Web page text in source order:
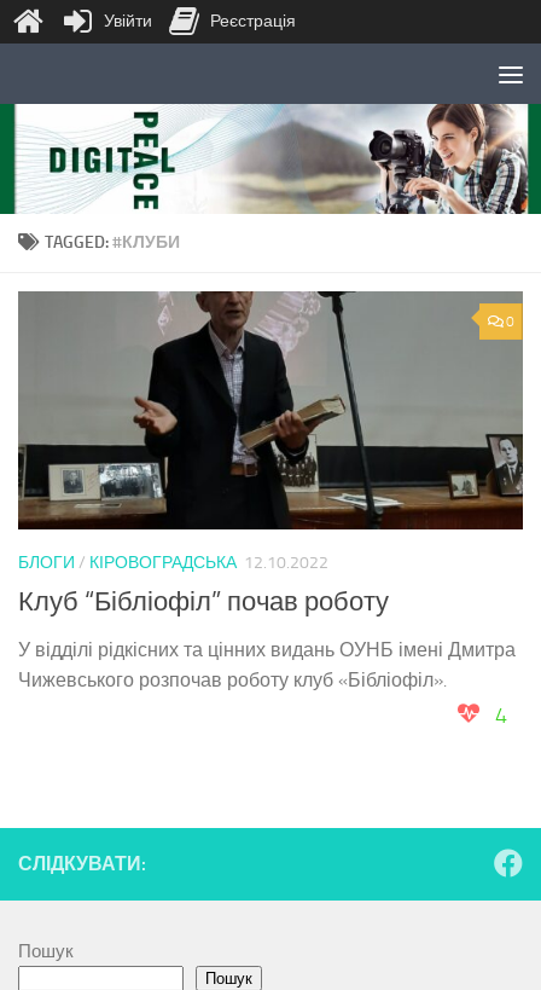
Skip to content
TAGGED:#КЛУБИ
0
БЛОГИ / КІРОВОГРАДСЬКА 12.10.2022
Клуб “Бібліофіл” почав роботу
У відділі рідкісних та цінних видань ОУНБ імені Дмитра
Чижевського розпочав роботу клуб «Бібліофіл».
4
СЛІДКУВАТИ:
Пошук
Пошук
Увійти Реєстрація